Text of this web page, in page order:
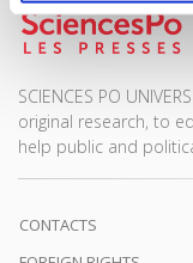
SCIENCES PO
original research, to
help public and
CONTACTS